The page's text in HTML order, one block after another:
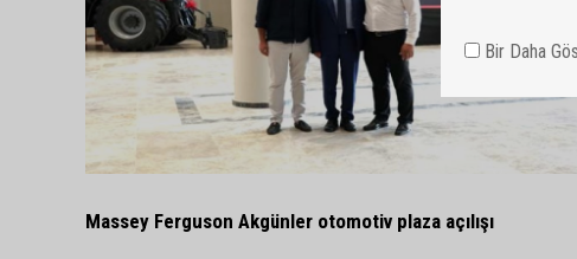
Massey Ferguson Akgünler otomotiv plaza açılışı
Bir Daha